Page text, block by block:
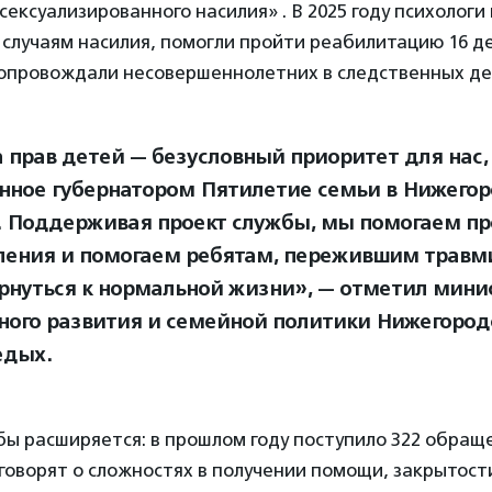
насилия» . В 2025 году психологи
случаям насилия, помогли пройти реабилитацию 16
несовершеннолетних в следственных
детей — безусловный приоритет для нас,
губернатором Пятилетие семьи в
Поддерживая проект службы, мы помогаем
и помогаем ребятам, пережившим
к нормальной жизни», — отметил
развития и семейной политики
расширяется: в прошлом году поступило 322
о сложностях в получении помощи,